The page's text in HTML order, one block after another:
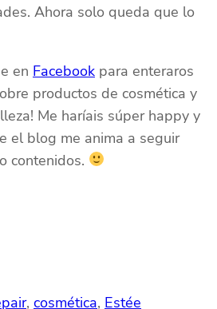
Ahora solo queda que lo
en Facebook para enteraros
productos de cosmética y
Me haríais súper happy y
el blog me anima a seguir
contenidos.
, cosmética, Estée